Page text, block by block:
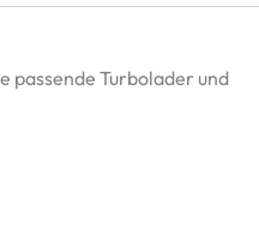
passende Turbolader und